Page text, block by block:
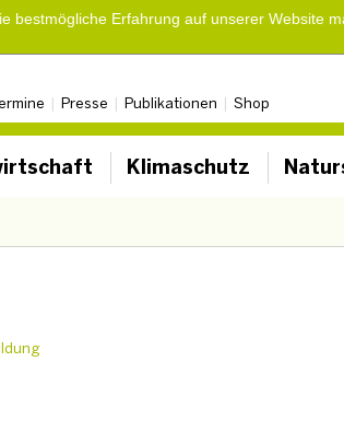
bestmögliche Erfahrung auf unserer Website
Presse Publikationen Shop
Klimaschutz